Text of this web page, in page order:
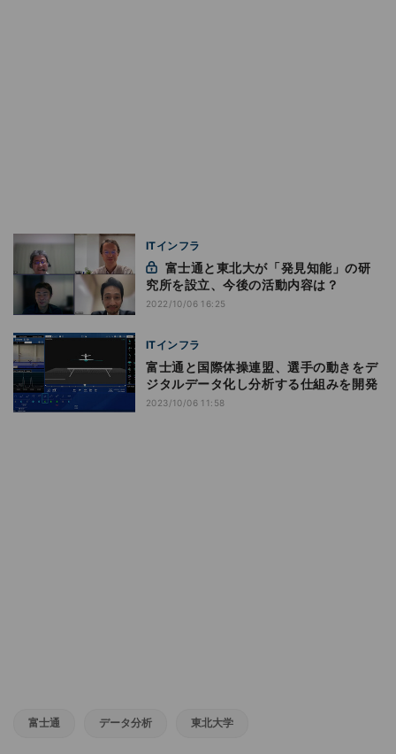
ITインフラ
究所を設立、今後の活動内容は？
2022/10/06 16:25
ITインフラ
富士通と国際体操連盟、選手の動きをデ
ジタルデータ化し分析する仕組みを開発
2023/10/06 11:58
富士通 データ分析 東北大学